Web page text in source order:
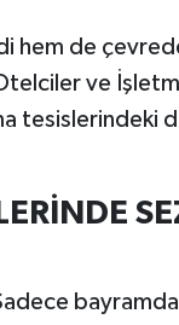
hem de
ve
tesislerindeki